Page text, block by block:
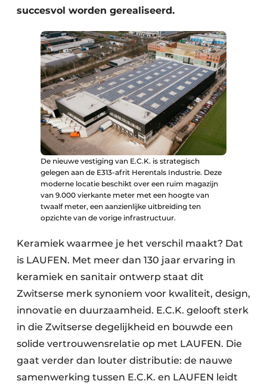
succesvol worden gerealiseerd.
De nieuwe vestiging van E.C.K. is strategisch
gelegen aan de E313-afrit Herentals Industrie. Deze
moderne locatie beschikt over een ruim magazijn
van 9.000 vierkante meter met een hoogte van
twaalf meter, een aanzienlijke uitbreiding ten
opzichte van de vorige infrastructuur.
Keramiek waarmee je het verschil maakt? Dat
is LAUFEN. Met meer dan 130 jaar ervaring in
keramiek en sanitair ontwerp staat dit
Zwitserse merk synoniem voor kwaliteit, design,
innovatie en duurzaamheid. E.C.K. gelooft sterk
in die Zwitserse degelijkheid en bouwde een
solide vertrouwensrelatie op met LAUFEN. Die
gaat verder dan louter distributie: de nauwe
samenwerking tussen E.C.K. en LAUFEN leidt